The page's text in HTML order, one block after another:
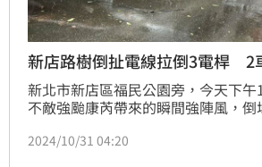
新店路樹倒扯電線拉倒3電桿 2
新北市新店區福民公園旁，今天下
不敵強颱康芮帶來的瞬間強陣風，
造成2輛汽車嚴重受損，同時也導致
2024/10/31 04:20